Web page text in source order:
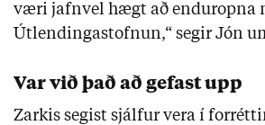
væri jafnvel hægt að enduropna
Útlendingastofnun,“ segir Jón
Var við það að gefast upp
Zarkis segist sjálfur vera í